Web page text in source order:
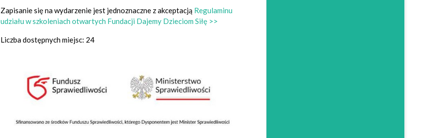
Zapisanie się na wydarzenie jest jednoznaczne z akceptacją Regulaminu
udziału w szkoleniach otwartych Fundacji Dajemy Dzieciom Siłę >>
Liczba dostępnych miejsc: 24